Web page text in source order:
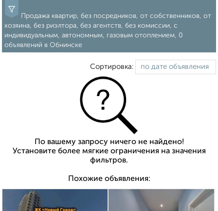
Продажа квартир, без посредников, от собственников, от
хозяина, без риэлтора, без агентств, без комиссии, с
индивидуальным, автономным, газовым отоплением, 0
объявлений в Обнинске
Сортировка:
По вашему запросу ничего не найдено!
Установите более мягкие ограничения на значения
фильтров.
Похожие объявления: